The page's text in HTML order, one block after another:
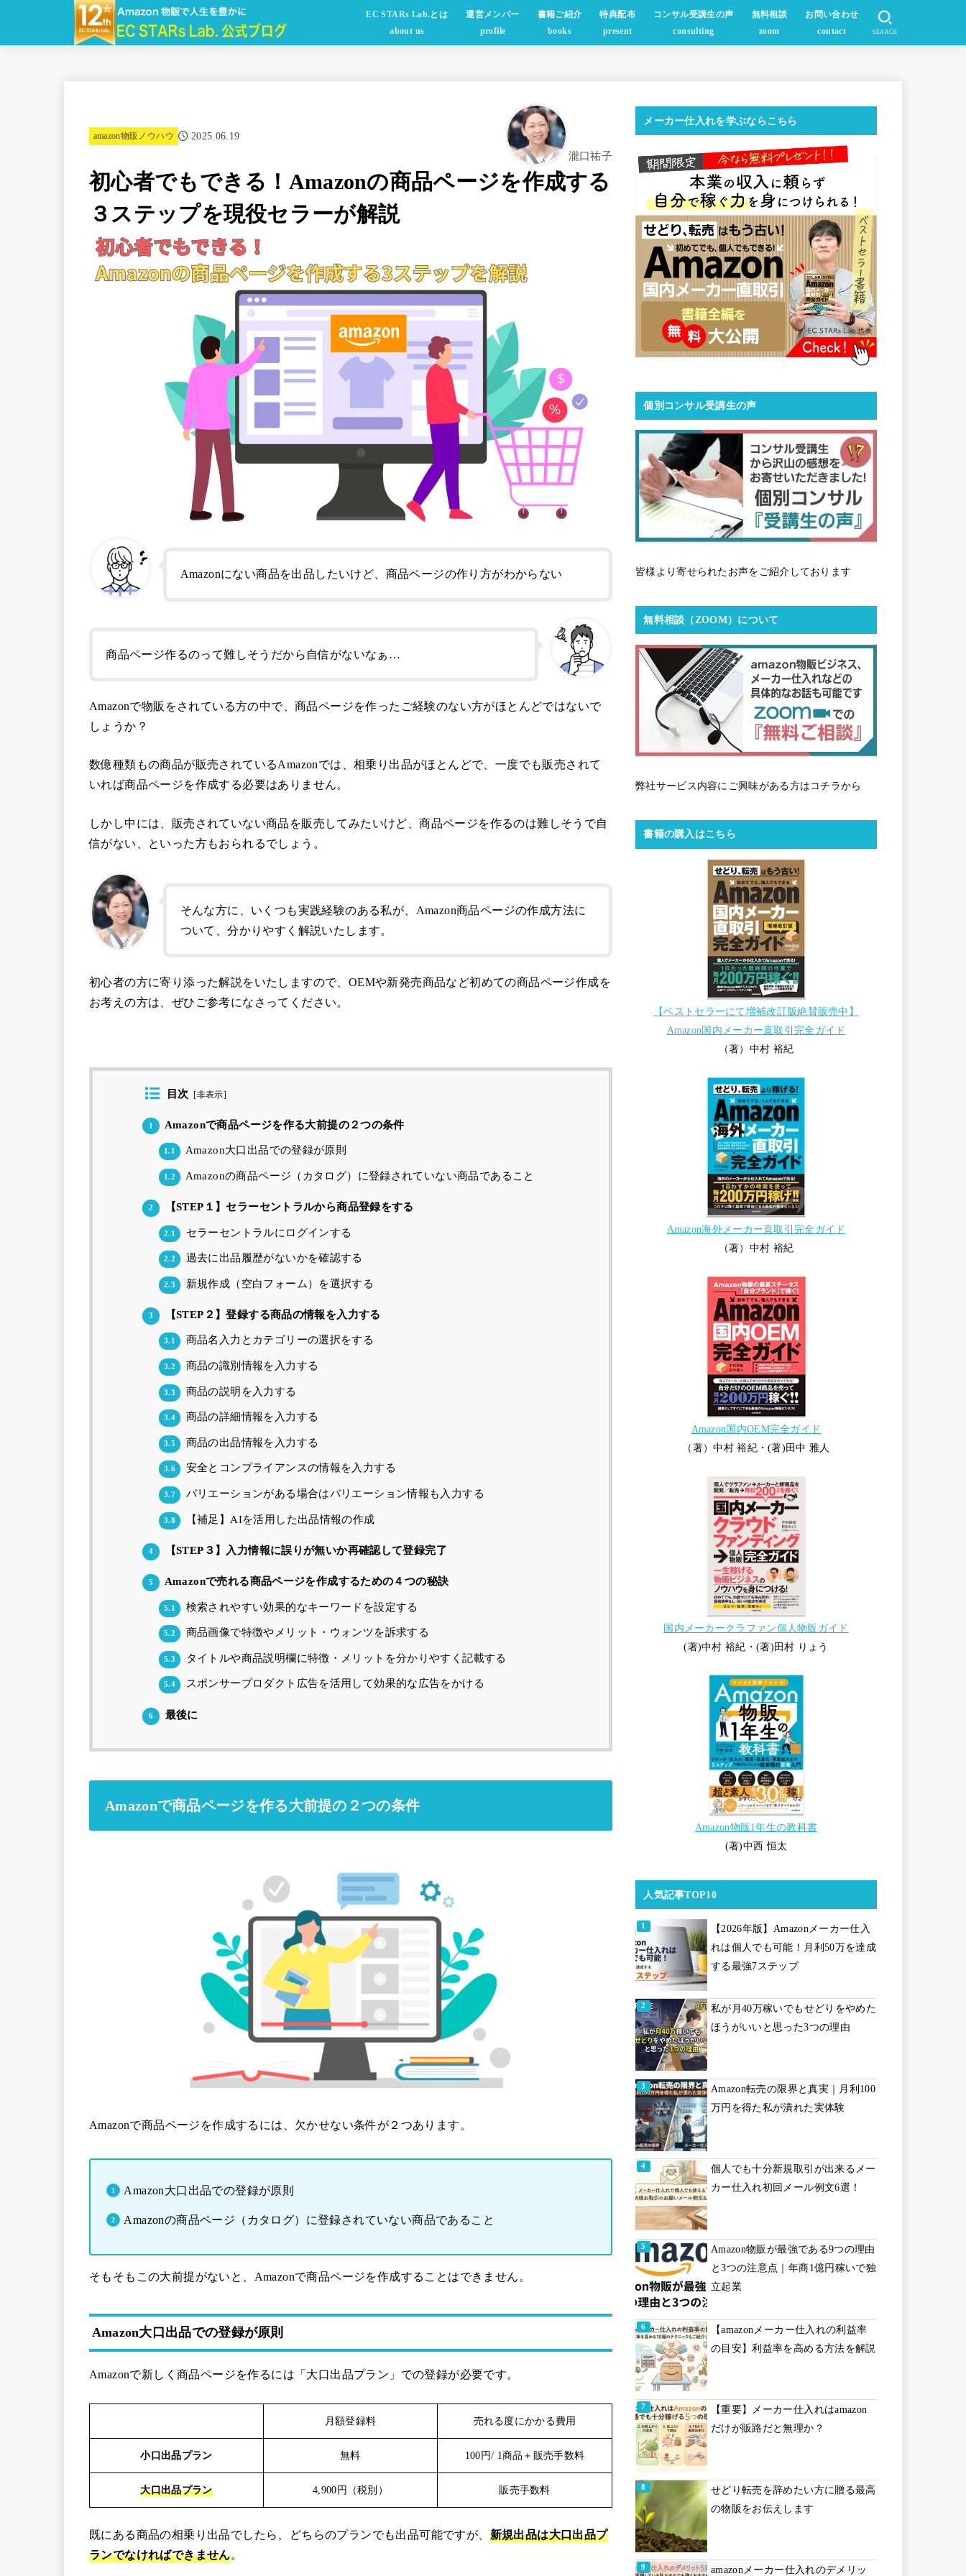
EC STARs Lab.とは
about us
運営メンバー
profile
書籍ご紹介
books
特典配布
present
コンサル受講生の声
consulting
無料相談
zoom
お問い合わせ
contact
SEARCH
amazon物販ノウハウ 2025.06.19
瀧口祐子
初心者でもできる！Amazonの商品ページを作成する
３ステップを現役セラーが解説
Amazonにない商品を出品したいけど、商品ページの作り方がわからない
商品ページ作るのって難しそうだから自信がないなぁ…
Amazonで物販をされている方の中で、商品ページを作ったご経験のない方がほとんどではないで
しょうか？
数億種類もの商品が販売されているAmazonでは、相乗り出品がほとんどで、一度でも販売されて
いれば商品ページを作成する必要はありません。
しかし中には、販売されていない商品を販売してみたいけど、商品ページを作るのは難しそうで自
信がない、といった方もおられるでしょう。
そんな方に、いくつも実践経験のある私が、Amazon商品ページの作成方法に
ついて、分かりやすく解説いたします。
初心者の方に寄り添った解説をいたしますので、OEMや新発売商品など初めての商品ページ作成を
お考えの方は、ぜひご参考になさってください。
目次 [非表示]
1 Amazonで商品ページを作る大前提の２つの条件
1.1 Amazon大口出品での登録が原則
1.2 Amazonの商品ページ（カタログ）に登録されていない商品であること
2 【STEP１】セラーセントラルから商品登録をする
2.1 セラーセントラルにログインする
2.2 過去に出品履歴がないかを確認する
2.3 新規作成（空白フォーム）を選択する
3 【STEP２】登録する商品の情報を入力する
3.1 商品名入力とカテゴリーの選択をする
3.2 商品の識別情報を入力する
3.3 商品の説明を入力する
3.4 商品の詳細情報を入力する
3.5 商品の出品情報を入力する
3.6 安全とコンプライアンスの情報を入力する
3.7 バリエーションがある場合はバリエーション情報も入力する
3.8 【補足】AIを活用した出品情報の作成
4 【STEP３】入力情報に誤りが無いか再確認して登録完了
5 Amazonで売れる商品ページを作成するための４つの秘訣
5.1 検索されやすい効果的なキーワードを設定する
5.2 商品画像で特徴やメリット・ウォンツを訴求する
5.3 タイトルや商品説明欄に特徴・メリットを分かりやすく記載する
5.4 スポンサープロダクト広告を活用して効果的な広告をかける
6 最後に
Amazonで商品ページを作る大前提の２つの条件
Amazonで商品ページを作成するには、欠かせない条件が２つあります。
Amazon大口出品での登録が原則
Amazonの商品ページ（カタログ）に登録されていない商品であること
そもそもこの大前提がないと、Amazonで商品ページを作成することはできません。
Amazon大口出品での登録が原則
Amazonで新しく商品ページを作るには「大口出品プラン」での登録が必要です。
月額登録料 売れる度にかかる費用
小口出品プラン 無料 100円/ 1商品＋販売手数料
大口出品プラン 4,900円（税別） 販売手数料
既にある商品の相乗り出品でしたら、どちらのプランでも出品可能ですが、 新規出品は大口出品プ
ランでなければできません。
メーカー仕入れを学ぶならこちら
個別コンサル受講生の声
皆様より寄せられたお声をご紹介しております
無料相談（ZOOM）について
弊社サービス内容にご興味がある方はコチラから
書籍の購入はこちら
【ベストセラーにて増補改訂版絶賛販売中】
Amazon国内メーカー直取引完全ガイド
（著）中村 裕紀
Amazon海外メーカー直取引完全ガイド
（著）中村 裕紀
Amazon国内OEM完全ガイド
（著）中村 裕紀・(著)田中 雅人
国内メーカークラファン個人物販ガイド
(著)中村 裕紀・(著)田村 りょう
Amazon物販1年生の教科書
(著)中西 恒太
人気記事TOP10
【2026年版】Amazonメーカー仕入
れは個人でも可能！月利50万を達成
する最強7ステップ
私が月40万稼いでもせどりをやめた
ほうがいいと思った3つの理由
Amazon転売の限界と真実｜月利100
万円を得た私が潰れた実体験
個人でも十分新規取引が出来るメー
カー仕入れ初回メール例文6選！
Amazon物販が最強である9つの理由
と3つの注意点｜年商1億円稼いで独
立起業
【amazonメーカー仕入れの利益率
の目安】利益率を高める方法を解説
【重要】メーカー仕入れはamazon
だけが販路だと無理か？
せどり転売を辞めたい方に贈る最高
の物販をお伝えします
amazonメーカー仕入れのデメリッ